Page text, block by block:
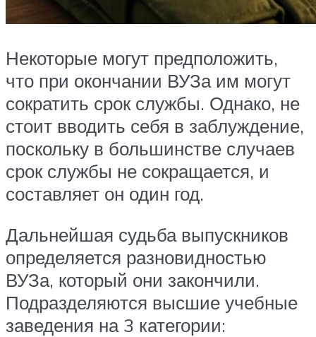
Некоторые могут предположить,
что при окончании ВУЗа им могут
сократить срок службы. Однако, не
стоит вводить себя в заблуждение,
поскольку в большинстве случаев
срок службы не сокращается, и
составляет он один год.
Дальнейшая судьба выпускников
определяется разновидностью
ВУЗа, который они закончили.
Подразделяются высшие учебные
заведения на 3 категории: